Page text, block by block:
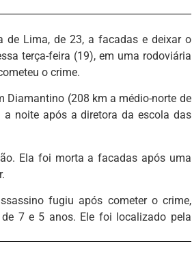
de Lima, de 23, a facadas e deixar o
terça-feira (19), em uma rodoviária
o crime.
Diamantino (208 km a médio-norte de
noite após a diretora da escola das
Ela foi morta a facadas após uma
fugiu após cometer o crime,
7 e 5 anos. Ele foi localizado pela